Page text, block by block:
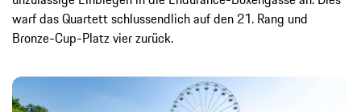
warf das Quartett schlussendlich auf den 21. Rang und
Bronze-Cup-Platz vier zurück.